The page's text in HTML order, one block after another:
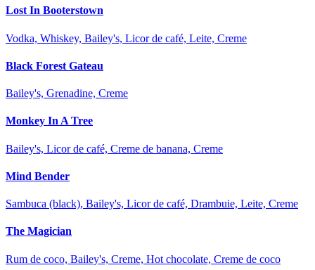
Lost In Booterstown
Vodka, Whiskey, Bailey's, Licor de café, Leite, Creme
Black Forest Gateau
Bailey's, Grenadine, Creme
Monkey In A Tree
Bailey's, Licor de café, Creme de banana, Creme
Mind Bender
Sambuca (black), Bailey's, Licor de café, Drambuie, Leite, Creme
The Magician
Rum de coco, Bailey's, Creme, Hot chocolate, Creme de coco